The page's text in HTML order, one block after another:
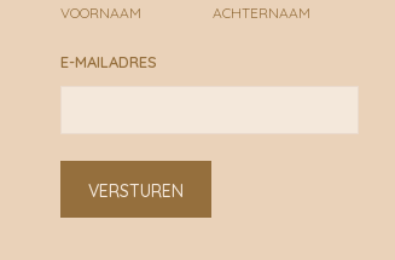
VOORNAAM ACHTERNAAM
E-MAILADRES
VERSTUREN